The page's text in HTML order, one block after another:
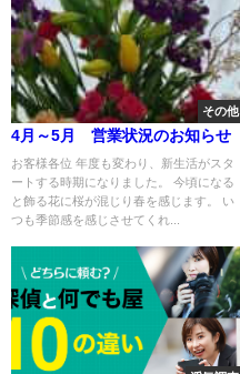
その他
4月～5月 営業状況のお知らせ
お客様各位 年度も変わり、新生活がスタ
ートする時期になりました。 今頃になる
と飾る花に桜が混じり春を感じます。 い
つも季節感を感じさせてくれ...